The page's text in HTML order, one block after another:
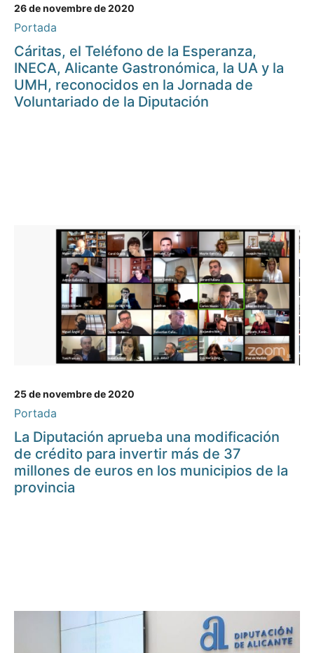
26 de novembre de 2020
Portada
Cáritas, el Teléfono de la Esperanza,
INECA, Alicante Gastronómica, la UA y la
UMH, reconocidos en la Jornada de
Voluntariado de la Diputación
25 de novembre de 2020
Portada
La Diputación aprueba una modificación
de crédito para invertir más de 37
millones de euros en los municipios de la
provincia